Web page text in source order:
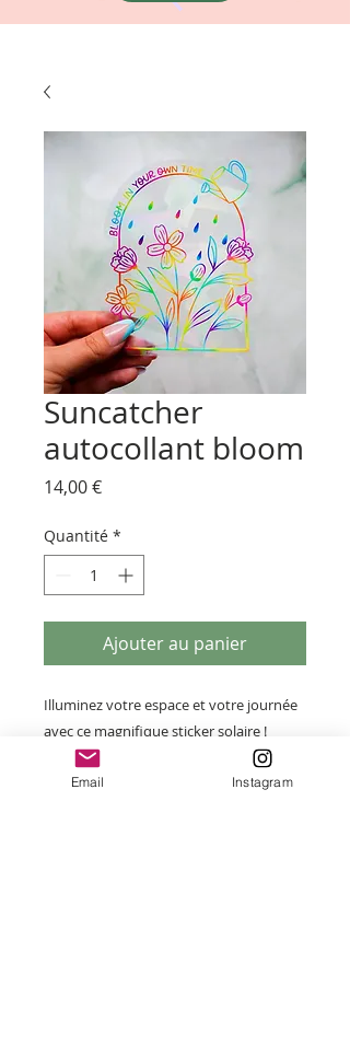
Suncatcher
autocollant bloom
14,00 €Prix
Quantité *
Ajouter au panier
Illuminez votre espace et votre journée
avec ce magnifique sticker solaire !
Appliquez simplement votre capteur de
soleil sur une fenêtre propre exposée à
Email Instagram